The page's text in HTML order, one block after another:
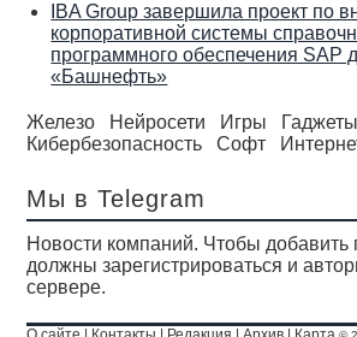
IBA Group завершила проект по
корпоративной системы
программного обеспечения
«Башнефть»
Железо Нейросети Игры
Гаджеты
Кибербезопасность
Софт
Мы в Telegram
Новости компаний. Чтобы добавить
должны зарегистрироваться и
сервере.